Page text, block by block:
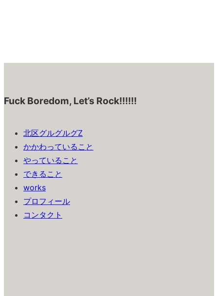
Fuck Boredom, Let’s Rock!!!!!!
北区グルグルグZ
かかわっていること
やっていること
できること
works
プロフィール
コンタクト